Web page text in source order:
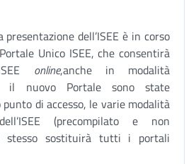
dell’ISEE è in corso
Unico ISEE, che consentirà
online,anche in modalità
il nuovo Portale sono state
di accesso, le varie modalità
(precompilato e non
stesso sostituirà tutti i portali